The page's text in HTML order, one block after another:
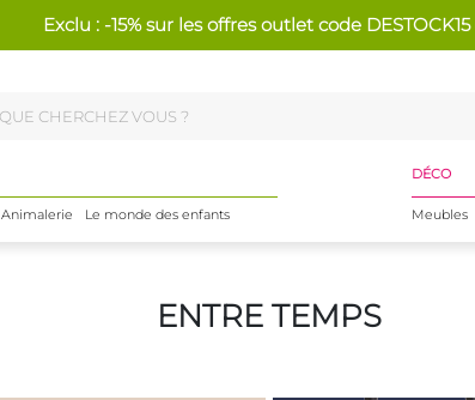
Exclu : -15% sur les offres outlet code
Animalerie Le monde des enfants
DÉCO
Meubles
ENTRE TEMPS